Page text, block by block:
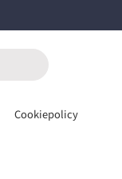
Cookiepolicy